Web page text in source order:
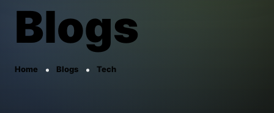
Blogs
Home Blogs Tech